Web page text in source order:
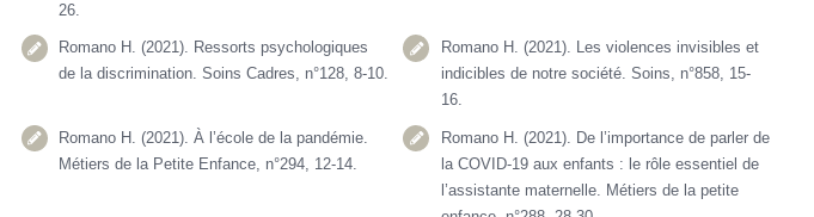
26.
Romano H. (2021). Ressorts psychologiques
de la discrimination. Soins Cadres, n°128, 8-10.
Romano H. (2021). Les violences invisibles et
indicibles de notre société. Soins, n°858, 15-
16.
Romano H. (2021). À l’école de la pandémie.
Métiers de la Petite Enfance, n°294, 12-14.
Romano H. (2021). De l’importance de parler de
la COVID-19 aux enfants : le rôle essentiel de
l’assistante maternelle. Métiers de la petite